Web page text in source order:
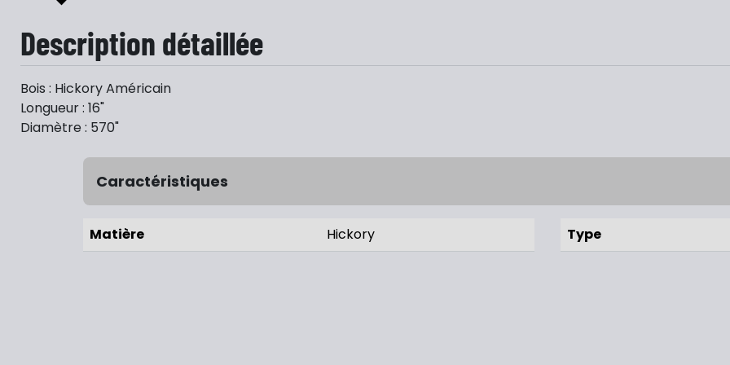
Description détaillée
Bois : Hickory Américain
Longueur : 16"
Diamètre : 570"
Caractéristiques
Matière Hickory Type